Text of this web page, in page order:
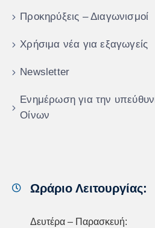
Προκηρύξεις – Διαγωνισμοί
Χρήσιμα νέα για εξαγωγείς
Newsletter
Ενημέρωση για την
Οίνων
Ωράριο Λειτουργίας:
Δευτέρα – Παρασκευή: